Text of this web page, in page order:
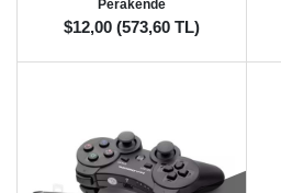
Perakende
$12,00 (573,60 TL)